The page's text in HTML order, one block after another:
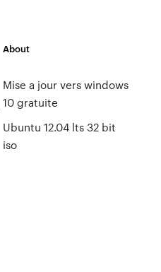
About
Mise a jour vers windows
10 gratuite
Ubuntu 12.04 lts 32 bit
iso